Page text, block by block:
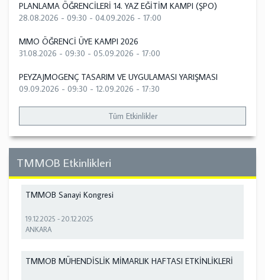
PLANLAMA ÖĞRENCİLERİ 14. YAZ EĞİTİM KAMPI (ŞPO)
28.08.2026 - 09:30 - 04.09.2026 - 17:00
MMO ÖĞRENCİ ÜYE KAMPI 2026
31.08.2026 - 09:30 - 05.09.2026 - 17:00
PEYZAJMOGENÇ TASARIM VE UYGULAMASI YARIŞMASI
09.09.2026 - 09:30 - 12.09.2026 - 17:30
Tüm Etkinlikler
TMMOB Etkinlikleri
TMMOB Sanayi Kongresi
19.12.2025 -20.12.2025
ANKARA
TMMOB MÜHENDİSLİK MİMARLIK HAFTASI ETKİNLİKLERİ